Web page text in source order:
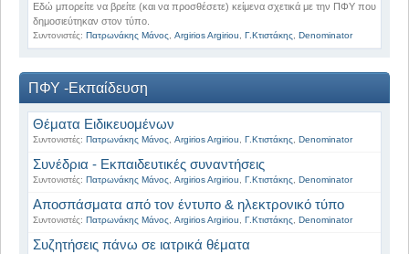
Εδώ μπορείτε να βρείτε (και να προσθέσετε) κείμενα σχετικά με την ΠΦΥ που
δημοσιεύτηκαν στον τύπο.
Συντονιστές: Πατρωνάκης Μάνος Argirios Argiriou Γ.Κτιστάκης Denominator
ΠΦΥ -Εκπαίδευση
Θέματα Ειδικευομένων
Συντονιστές: Πατρωνάκης Μάνος Argirios Argiriou Γ.Κτιστάκης Denominator
Συνέδρια - Εκπαιδευτικές συναντήσεις
Συντονιστές: Πατρωνάκης Μάνος Argirios Argiriou Γ.Κτιστάκης Denominator
Αποσπάσματα από τον έντυπο & ηλεκτρονικό τύπο
Συντονιστές: Πατρωνάκης Μάνος Argirios Argiriou Γ.Κτιστάκης Denominator
Συζητήσεις πάνω σε ιατρικά θέματα